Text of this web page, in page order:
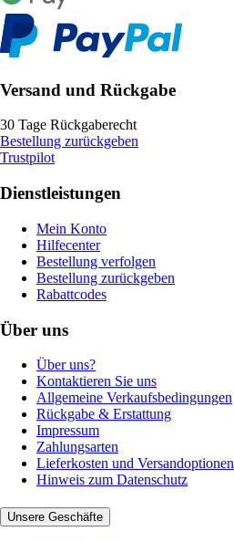
Versand und Rückgabe
30 Tage Rückgaberecht
Bestellung zurückgeben
Trustpilot
Dienstleistungen
Mein Konto
Hilfecenter
Bestellung verfolgen
Bestellung zurückgeben
Rabattcodes
Über uns
Über uns?
Kontaktieren Sie uns
Allgemeine Verkaufsbedingungen
Rückgabe & Erstattung
Impressum
Zahlungsarten
Lieferkosten und Versandoptionen
Hinweis zum Datenschutz
Unsere Geschäfte